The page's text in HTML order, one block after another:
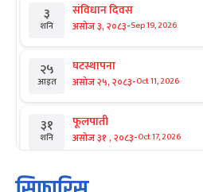
३
शनि
संविधान दिवस
असोज ३, २०८३-Sep 19, 2026
२५
आइत
घटस्थापना
असोज २५, २०८३-Oct 11, 2026
३१
शनि
फूलपाती
असोज ३१ , २०८३-Oct 17, 2026
१ कार्तिक सङ्क्रान्ति